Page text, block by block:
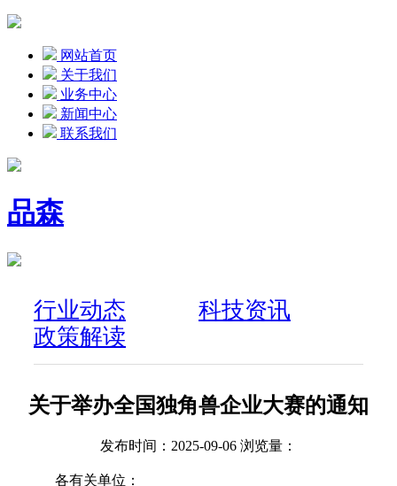
网站首页
关于我们
业务中心
新闻中心
联系我们
品森
行业动态
科技资讯
政策解读
关于举办全国独角兽企业大赛的通知
发布时间：2025-09-06 浏览量：
各有关单位：